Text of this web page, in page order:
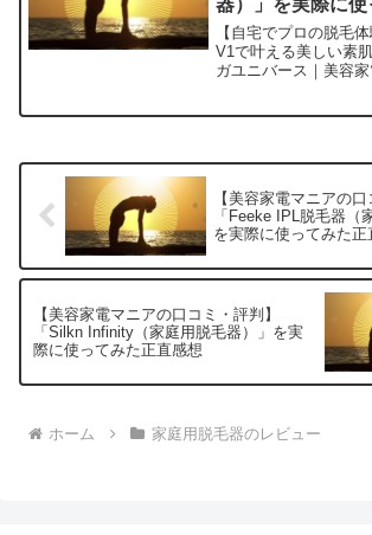
想
【自宅でプロの脱毛
V1で叶える美しい素
ガユニバース｜美容
【美容家電マニアの口
「Feeke IPL脱毛器（
を実際に使ってみた正
【美容家電マニアの口コミ・評判】
「Silkn Infinity（家庭用脱毛器）」を実
際に使ってみた正直感想
ホーム 家庭用脱毛器のレビュー